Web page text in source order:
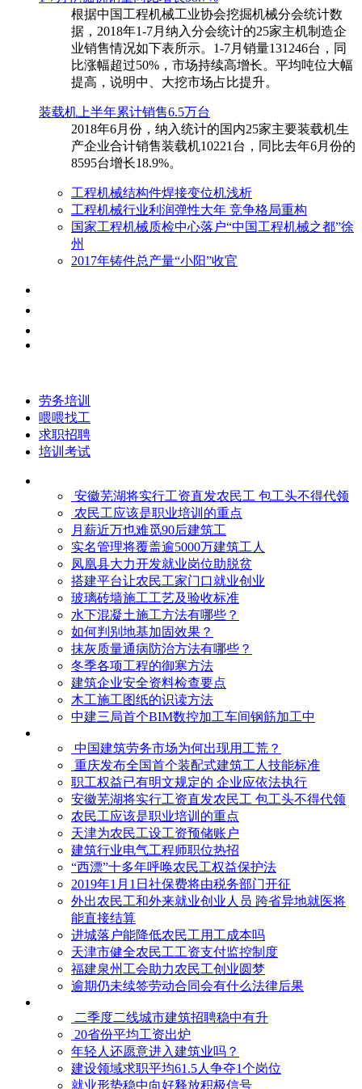
根据中国工程机械工业协会挖掘机械分会统计数
据，2018年1-7月纳入分会统计的25家主机制造企
业销售情况如下表所示。1-7月销量131246台，同
比涨幅超过50%，市场持续高增长。平均吨位大幅
提高，说明中、大挖市场占比提升。
装载机上半年累计销售6.5万台
​2018年6月份，纳入统计的国内25家主要装载机生
产企业合计销售装载机10221台，同比去年6月份的
8595台增长18.9%。
工程机械结构件焊接变位机浅析
工程机械行业利润弹性大年 竞争格局重构
国家工程机械质检中心落户“中国工程机械之都”徐
州
2017年铸件总产量“小阳”收官
劳务培训
喂喂找工
求职招聘
培训考试
安徽芜湖将实行工资直发农民工 包工头不得代领
农民工应该是职业培训的重点
月薪近万也难觅90后建筑工
实名管理将覆盖逾5000万建筑工人
凤凰县大力开发就业岗位助脱贫
搭建平台让农民工家门口就业创业
玻璃砖墙施工工艺及验收标准
水下混凝土施工方法有哪些？
如何判别地基加固效果？
抹灰质量通病防治方法有哪些？
冬季各项工程的御寒​方法
建筑企业安全资料检查要点
木工施工图纸的识读方法
中建三局首个BIM数控加工车间钢筋加工中
中国建筑劳务市场为何出现用工荒？
重庆发布全国首个装配式建筑工人技能标准
职工权益已有明文规定的 企业应依法执行
安徽芜湖将实行工资直发农民工 包工头不得代领
农民工应该是职业培训的重点
天津为农民工设工资预储账户
建筑行业电气工程师职位热招
“西漂”十多年呼唤农民工权益保护法
2019年1月1日社保费将由税务部门开征
外出农民工和外来就业创业人员 跨省异地就医将
能直接结算
进城落户能降低农民工用工成本吗
天津市健全农民工工资支付监控制度
福建泉州工会助力农民工创业圆梦
逾期仍未续签劳动合同会有什么法律后果
二季度二线城市建筑招聘稳中有升
20省份平均工资出炉
年轻人还愿意进入建筑业吗？
建设领域求职平均61.5人争夺1个岗位
就业形势稳中向好释放积极信号